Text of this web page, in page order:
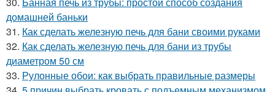
домашней баньки
31. Как сделать железную печь для бани своими руками
32. Как сделать железную печь для бани из трубы
диаметром 50 см
33. Рулонные обои: как выбрать правильные размеры